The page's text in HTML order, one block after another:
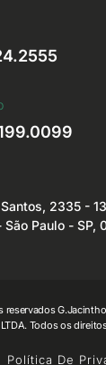
2335 -
Paulo - SP,
LTDA. Todos os
Política De